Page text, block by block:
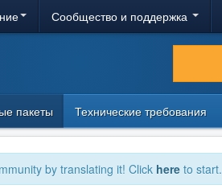
Сообщество и поддержка
пакеты Технические требования
by translating it! Click here to start.